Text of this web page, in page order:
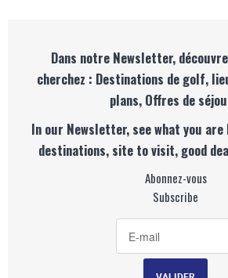
Dans notre Newsletter,
cherchez : Destinations de golf,
plans, Offres de
In our Newsletter, see what you
destinations, site to visit, good
Abonnez-vous
Subscribe